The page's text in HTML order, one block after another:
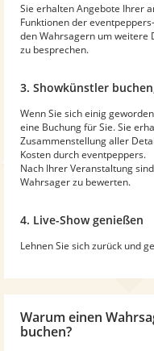
Sie erhalten Angebote Ihrer
Funktionen der
den Wahrsagern um weitere
zu besprechen.
3. Showkünstler
Wenn Sie sich einig
eine Buchung für Sie. Sie
Zusammenstellung aller
Kosten durch eventpeppers.
Nach Ihrer Veranstaltung
Wahrsager zu bewerten.
4. Live-Show genießen
Lehnen Sie sich zurück und
Warum einen
buchen?